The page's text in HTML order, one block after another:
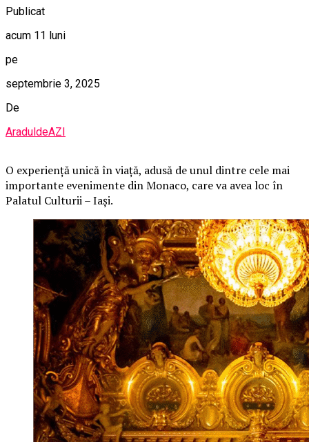
Publicat
acum 11 luni
pe
septembrie 3, 2025
De
AraduldeAZI
O experiență unică în viață, adusă de unul dintre cele mai
importante evenimente din Monaco, care va avea loc în
Palatul Culturii – Iași.